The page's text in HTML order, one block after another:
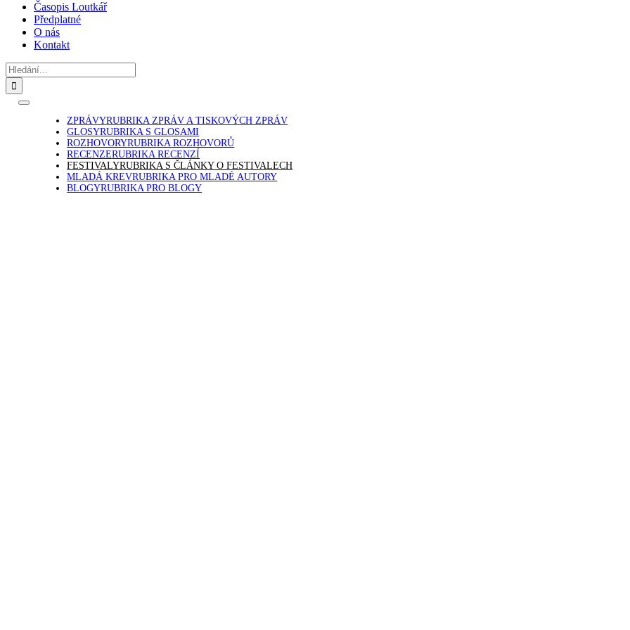
Časopis Loutkář
Předplatné
O nás
Kontakt
Hledat:
Toggle
Navigation
ZPRÁVYRUBRIKA ZPRÁV A TISKOVÝCH ZPRÁV
GLOSYRUBRIKA S GLOSAMI
ROZHOVORYRUBRIKA ROZHOVORŮ
RECENZERUBRIKA RECENZÍ
FESTIVALYRUBRIKA S ČLÁNKY O FESTIVALECH
MLADÁ KREVRUBRIKA PRO MLADÉ AUTORY
BLOGYRUBRIKA PRO BLOGY